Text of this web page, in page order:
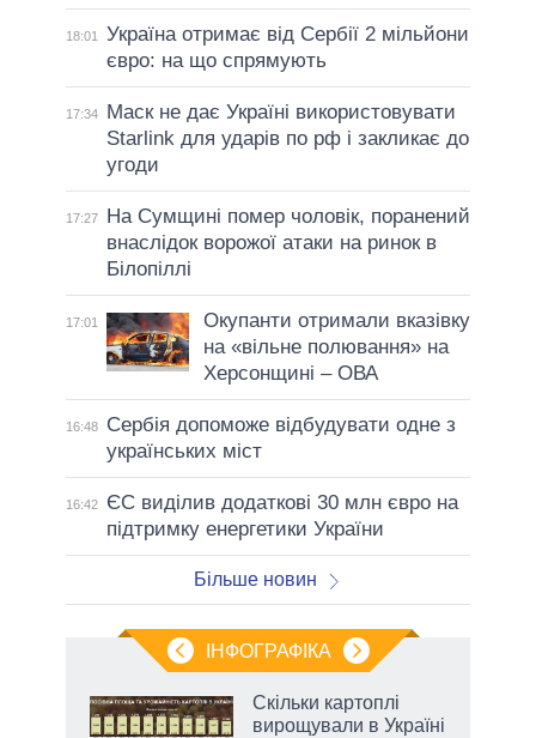
18:01
Україна отримає від Сербії 2 мільйони
євро: на що спрямують
17:34
Маск не дає Україні використовувати
Starlink для ударів по рф і закликає до
угоди
17:27
На Сумщині помер чоловік, поранений
внаслідок ворожої атаки на ринок в
Білопіллі
17:01
Окупанти отримали вказівку
на «вільне полювання» на
Херсонщині – ОВА
16:48
Сербія допоможе відбудувати одне з
українських міст
16:42
ЄС виділив додаткові 30 млн євро на
підтримку енергетики України
Більше новин
ІНФОГРАФІКА
Скільки картоплі
вирощували в Україні